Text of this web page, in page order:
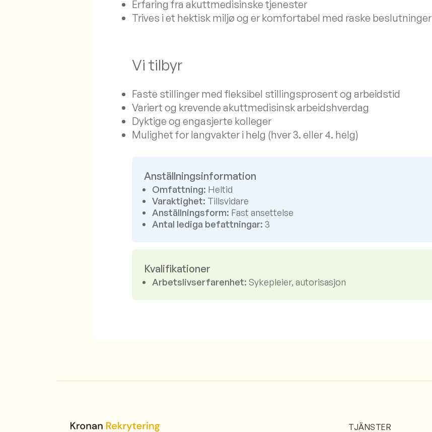
Erfaring fra akuttmedisinske tjenester
Trives i et hektisk miljø og er komfortabel med raske beslutninger
Vi tilbyr
Faste stillinger med fleksibel stillingsprosent og arbeidstid
Variert og krevende akuttmedisinsk arbeidshverdag
Dyktige og engasjerte kolleger
Mulighet for langvakter i helg (hver 3. eller 4. helg)
Anställningsinformation
Omfattning: Heltid
Varaktighet: Tillsvidare
Anställningsform: Fast ansettelse
Antal lediga befattningar: 3
Kvalifikationer
Arbetslivserfarenhet: Sykepleier, autorisasjon
TJÄNSTER